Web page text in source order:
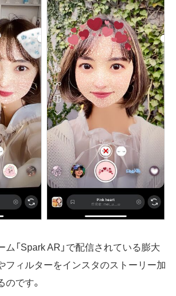
「Spark AR」で配信されている膨大
フィルターをインスタのストーリー加
です。